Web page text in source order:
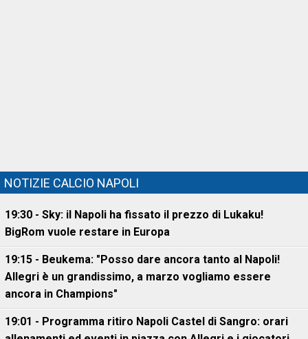
NOTIZIE CALCIO NAPOLI
19:30 - Sky: il Napoli ha fissato il prezzo di Lukaku!
BigRom vuole restare in Europa
19:15 - Beukema: "Posso dare ancora tanto al Napoli!
Allegri è un grandissimo, a marzo vogliamo essere
ancora in Champions"
19:01 - Programma ritiro Napoli Castel di Sangro: orari